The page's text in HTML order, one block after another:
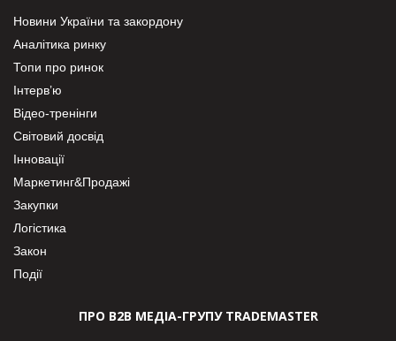
Новини України та закордону
Аналітика ринку
Топи про ринок
Інтерв’ю
Відео-тренінги
Світовий досвід
Інновації
Маркетинг&Продажі
Закупки
Логістика
Закон
Події
ПРО В2В МЕДІА-ГРУПУ TRADEMASTER